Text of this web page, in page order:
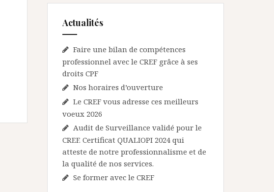
Actualités
Faire une bilan de compétences
professionnel avec le CREF grâce à ses
droits CPF
Nos horaires d’ouverture
Le CREF vous adresse ces meilleurs
voeux 2026
Audit de Surveillance validé pour le
CREF. Certificat QUALIOPI 2024 qui
atteste de notre professionnalisme et de
la qualité de nos services.
Se former avec le CREF